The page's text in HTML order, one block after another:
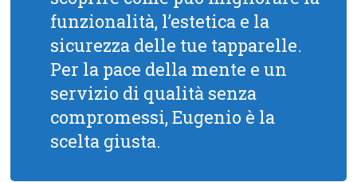
funzionalità, l’estetica e la
sicurezza delle tue tapparelle.
Per la pace della mente e un
servizio di qualità senza
compromessi, Eugenio è la
scelta giusta.